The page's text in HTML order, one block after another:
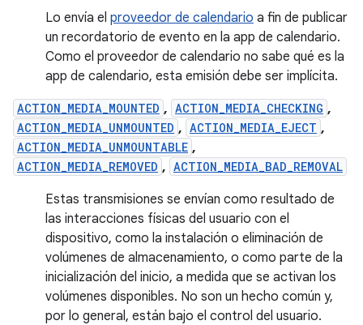
Lo envía el proveedor de calendario a fin de publicar
un recordatorio de evento en la app de calendario.
Como el proveedor de calendario no sabe qué es la
app de calendario, esta emisión debe ser implícita.
ACTION_MEDIA_MOUNTED , ACTION_MEDIA_CHECKING ,
ACTION_MEDIA_UNMOUNTED , ACTION_MEDIA_EJECT ,
ACTION_MEDIA_UNMOUNTABLE ,
ACTION_MEDIA_REMOVED , ACTION_MEDIA_BAD_REMOVAL
Estas transmisiones se envían como resultado de
las interacciones físicas del usuario con el
dispositivo, como la instalación o eliminación de
volúmenes de almacenamiento, o como parte de la
inicialización del inicio, a medida que se activan los
volúmenes disponibles. No son un hecho común y,
por lo general, están bajo el control del usuario.